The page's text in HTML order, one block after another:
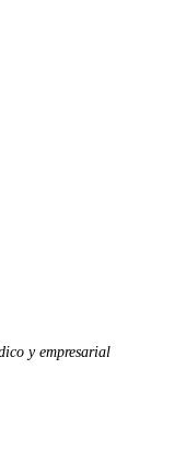
y empresarial